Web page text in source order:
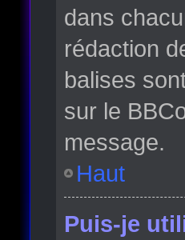
dans
rédaction
balises
sur le
message.
Haut
Puis-je